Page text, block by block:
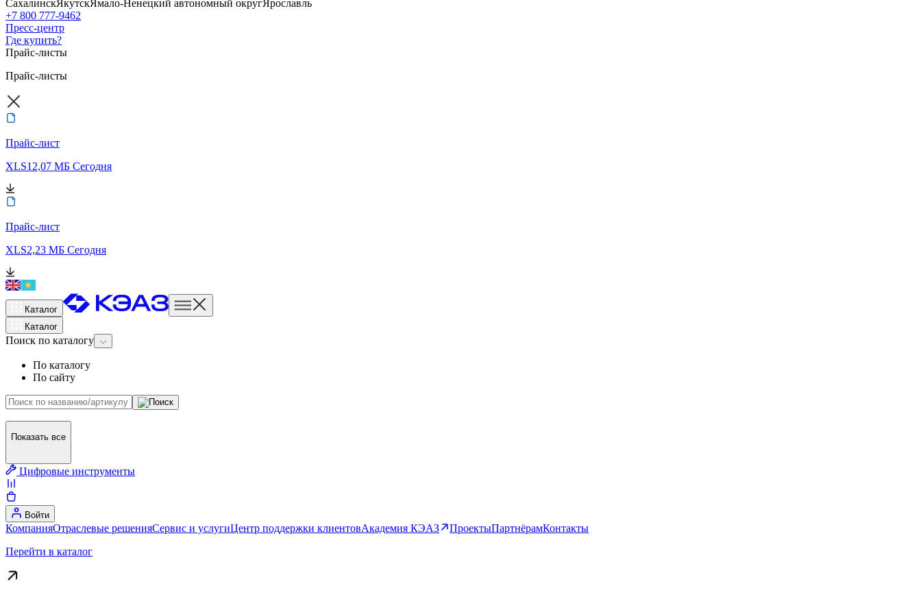
СахалинскЯкутскЯмало-Ненецкий автономный округЯрославль
+7 800 777-9462
Пресс-центр
Где купить?
Прайс-листы
Прайс-листы
Прайс-лист
XLS12,07 МБ Сегодня
Прайс-лист
XLS2,23 МБ Сегодня
Каталог
Каталог
Поиск по каталогу
По каталогу
По сайту
Показать все
Цифровые инструменты
Войти
КомпанияОтраслевые решенияСервис и услугиЦентр поддержки клиентовАкадемия КЭАЗ ПроектыПартнёрамКонтакты
Перейти в каталог